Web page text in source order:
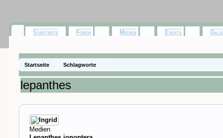
Startseite Schlagworte
lepanthes
Medien
Startseite Foren Medien Events